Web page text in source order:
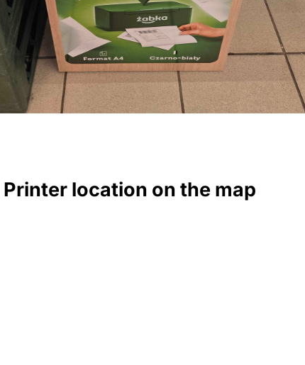
Printer location on the map